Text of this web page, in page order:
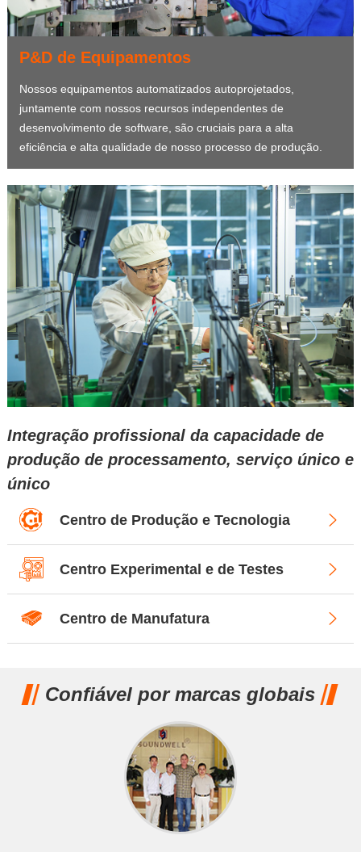
P&D de Equipamentos
Nossos equipamentos automatizados autoprojetados,
juntamente com nossos recursos independentes de
desenvolvimento de software, são cruciais para a alta
eficiência e alta qualidade de nosso processo de produção.
Integração profissional da capacidade de
produção de processamento, serviço único e
único
Centro de Produção e Tecnologia
Centro Experimental e de Testes
Centro de Manufatura
Confiável por marcas globais